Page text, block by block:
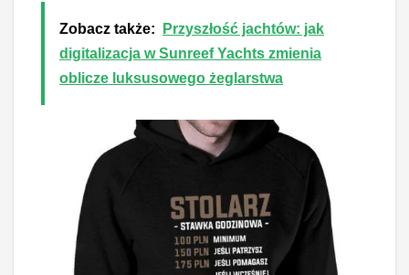
Zobacz także:
Przyszłość jachtów: jak
digitalizacja w Sunreef Yachts zmienia
oblicze luksusowego żeglarstwa